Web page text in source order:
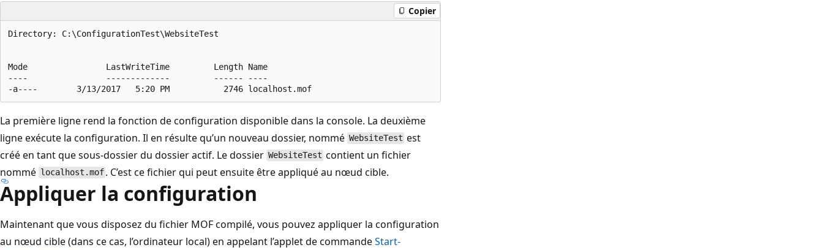
Copier
Directory: C:\ConfigurationTest\WebsiteTest
Mode                LastWriteTime         Length Name
----                -------------         ------ ----
La première ligne rend la fonction de configuration disponible dans la console. La deuxième
ligne exécute la configuration. Il en résulte qu’un nouveau dossier, nommé WebsiteTest est
créé en tant que sous-dossier du dossier actif. Le dossier WebsiteTest contient un fichier
nommé localhost.mof . C’est ce fichier qui peut ensuite être appliqué au nœud cible.
Appliquer la configuration
Maintenant que vous disposez du fichier MOF compilé, vous pouvez appliquer la configuration
au nœud cible (dans ce cas, l’ordinateur local) en appelant l’applet de commandeStart-